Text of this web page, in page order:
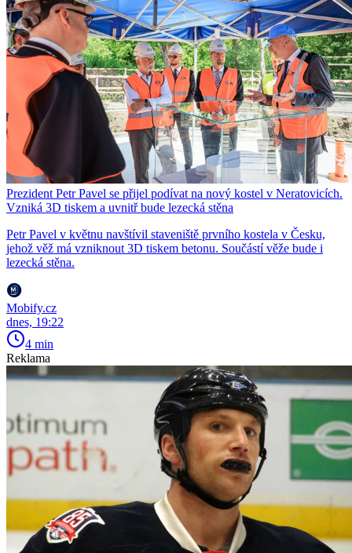
Prezident Petr Pavel se přijel podívat na nový kostel v Neratovicích.
Vzniká 3D tiskem a uvnitř bude lezecká stěna
Petr Pavel v květnu navštívil staveniště prvního kostela v Česku,
jehož věž má vzniknout 3D tiskem betonu. Součástí věže bude i
lezecká stěna.
Mobify.cz
dnes, 19:22
4 min
Reklama